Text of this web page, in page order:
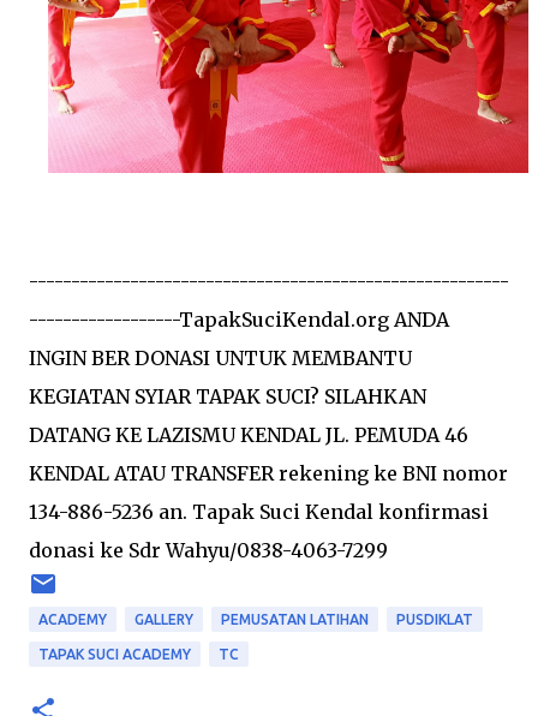
---------------------------------------------------------
------------------TapakSuciKendal.org ANDA
INGIN BER DONASI UNTUK MEMBANTU
KEGIATAN SYIAR TAPAK SUCI? SILAHKAN
DATANG KE LAZISMU KENDAL JL. PEMUDA 46
KENDAL ATAU TRANSFER rekening ke BNI nomor
134-886-5236 an. Tapak Suci Kendal konfirmasi
donasi ke Sdr Wahyu/0838-4063-7299
ACADEMY GALLERY PEMUSATAN LATIHAN PUSDIKLAT
TAPAK SUCI ACADEMY TC